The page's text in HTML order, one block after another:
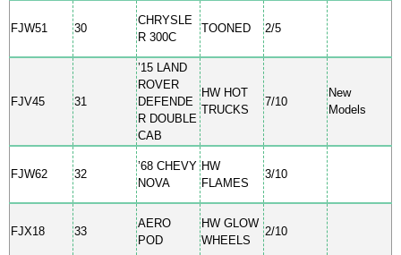
FJW51 30
CHRYSLE
R 300C
TOONED 2/5
FJV45 31
’15 LAND
ROVER
DEFENDE
R DOUBLE
CAB
HW HOT
TRUCKS
7/10
New
Models
FJW62 32
’68 CHEVY
NOVA
HW
FLAMES
3/10
FJX18 33
AERO
POD
HW GLOW
WHEELS
2/10